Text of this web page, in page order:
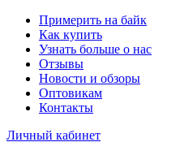
Примерить на байк
Как купить
Узнать больше о нас
Отзывы
Новости и обзоры
Оптовикам
Контакты
Личный кабинет